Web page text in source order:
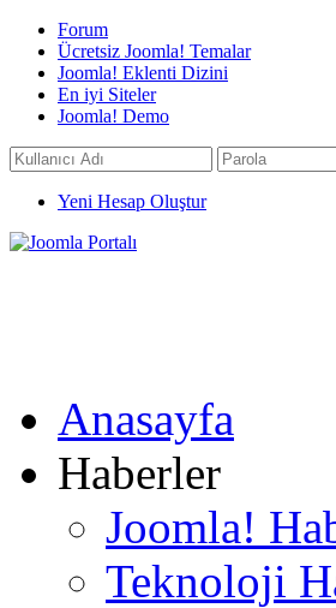
Forum
Ücretsiz Joomla! Temalar
Joomla! Eklenti Dizini
En iyi Siteler
Joomla! Demo
Yeni Hesap Oluştur
Anasayfa
Haberler
Joomla!
Teknoloji